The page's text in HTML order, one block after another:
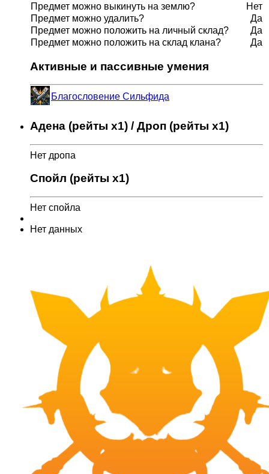
Предмет можно выкинуть на землю?
Нет
Предмет можно удалить?
Да
Предмет можно положить на личный склад?
Да
Предмет можно положить на склад клана?
Да
Активные и пассивные умения
Благословение Сильфида
Адена (рейты x1) / Дроп (рейты x1)
Нет дропа
Спойл (рейты x1)
Нет спойла
Нет данных